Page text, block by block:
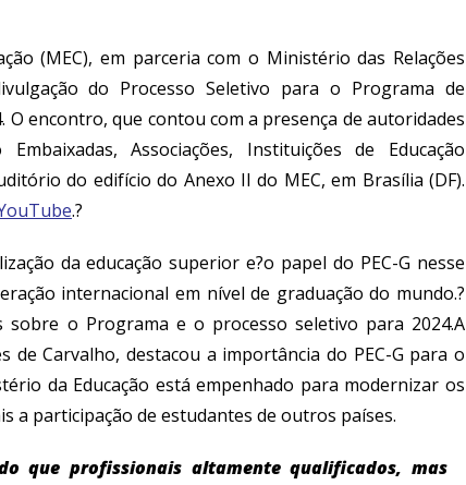
(MEC), em parceria com o Ministério das Relações
do Processo Seletivo para o Programa de
O encontro, que contou com a presença de autoridades
Embaixadas, Associações, Instituições de Educação
do edifício do Anexo II do MEC, em Brasília (DF).
.?
da educação superior e?o papel do PEC-G nesse
internacional em nível de graduação do mundo.?
sobre o Programa e o processo seletivo para 2024.A
de Carvalho, destacou a importância do PEC-G para o
da Educação está empenhado para modernizar os
a participação de estudantes de outros países.
que profissionais altamente qualificados, mas